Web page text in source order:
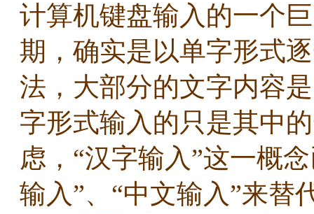
计算机键盘输入的一个
期，确实是以单字形式
法，大部分的文字内容
字形式输入的只是其中
虑，“汉字输入”这一概
输入”、“中文输入”来